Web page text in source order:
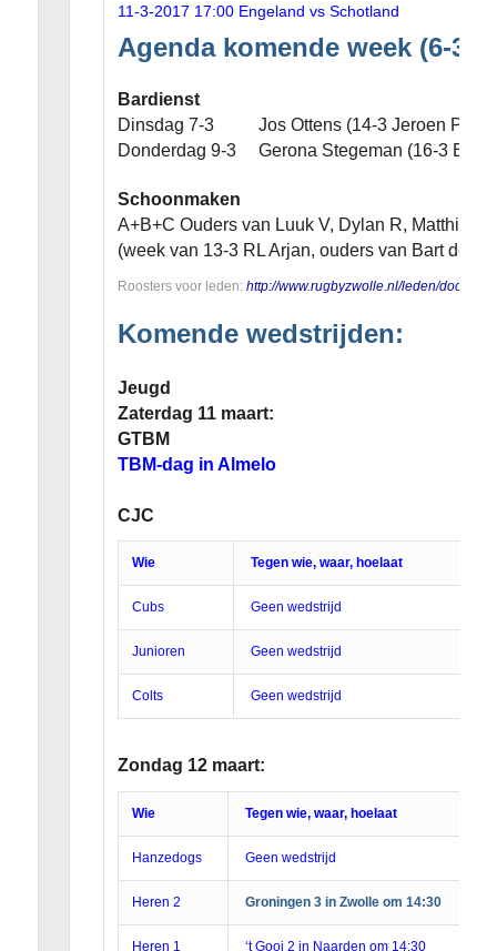
11-3-2017 17:00 Engeland vs Schotland
Agenda komende week (6-3-
Bardienst
Dinsdag 7-3 Jos Ottens (14-3 Jeroen Pool)
Donderdag 9-3 Gerona Stegeman (16-3 Ernst
Schoonmaken
A+B+C Ouders van Luuk V, Dylan R, Matthias
(week van 13-3 RL Arjan, ouders van Bart de
Roosters voor leden: http://www.rugbyzwolle.nl/leden/
Komende wedstrijden:
Jeugd
Zaterdag 11 maart:
GTBM
TBM-dag in Almelo
CJC
Wie Tegen wie, waar, hoelaat
Cubs Geen wedstrijd
Junioren Geen wedstrijd
Colts Geen wedstrijd
Zondag 12 maart:
Wie Tegen wie, waar, hoelaat
Hanzedogs Geen wedstrijd
Heren 2 Groningen 3 in Zwolle om 14:30
Heren 1 ‘t Gooi 2 in Naarden om 14:30